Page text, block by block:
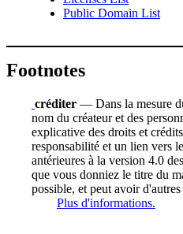
Public Domain List
Footnotes
créditer — Dans la mesure
nom du créateur et des
explicative des droits et
responsabilité et un lien vers
antérieures à la version 4.0
que vous donniez le titre du
possible, et peut avoir
Plus d'informations.